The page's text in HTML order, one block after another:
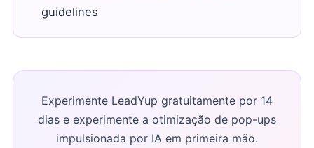
guidelines
Experimente LeadYup gratuitamente por 14
dias e experimente a otimização de pop-ups
impulsionada por IA em primeira mão.